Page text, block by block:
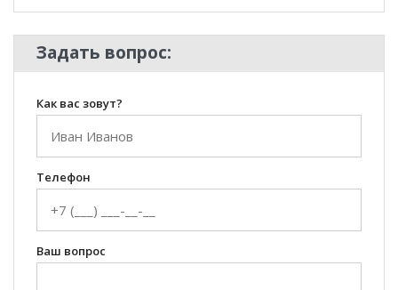
Задать вопрос:
Как вас зовут?
Телефон
Ваш вопрос